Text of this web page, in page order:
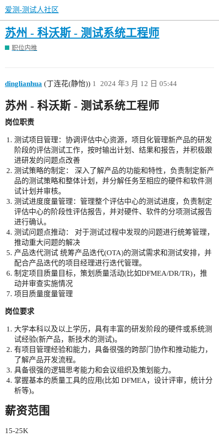
爱测-测试人社区
苏州 - 科沃斯 - 测试系统工程师
职位内推
dinglianhua (丁连花(静怡)) 2024 年3 月 12 日 05:44
1
苏州 - 科沃斯 - 测试系统工程师
岗位职责
测试项目管理：协调评估中心资源，项目化管理新产品的研发
阶段的评估测试工作，按时输出计划、结果和报告，并积极跟
进研发的问题点改善
测试策略的制定： 深入了解产品的功能和特性，负责制定新产
品的测试策略和整体计划，并分解任务至相应的硬件和软件测
试计划并审核。
测试进度度量管理：管理整个评估中心的测试进度，负责制定
评估中心的阶段性评估报告，并对硬件、软件的分项测试报告
进行确认。
测试问题点推动： 对于测试过程中发现的问题进行统筹管理，
推动重大问题的解决
产品迭代测试 统筹产品迭代(OTA)的测试需求和测试安排，并
配合产品迭代的项目经理进行迭代管理。
制定项目质量目标，策划质量活动(比如DFMEA/DR/TR)，推
动并审查实施情况
项目质量度量管理
岗位要求
大学本科以及以上学历，具有丰富的研发阶段的硬件或系统测
试经验(新产品，新技术的测试)。
有项目管理经验和能力，具备很强的跨部门协作和推动能力，
了解产品开发流程。
具备很强的逻辑思考能力和会议组织及策划能力。
掌握基本的质量工具的应用(比如 DFMEA，设计评审，统计分
析等)。
薪资范围
15-25K